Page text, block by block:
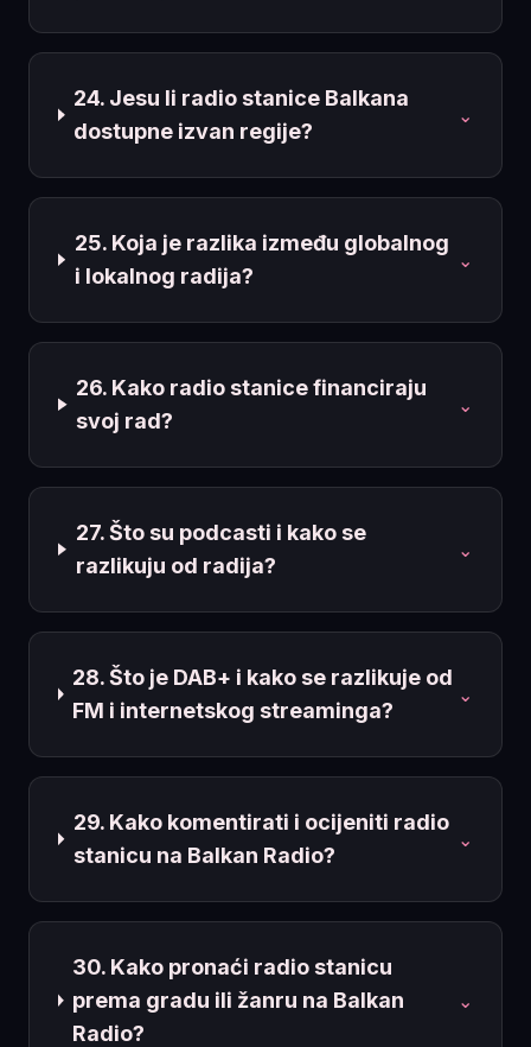
24. Jesu li radio stanice Balkana
dostupne izvan regije?
⌄
25. Koja je razlika između globalnog
i lokalnog radija?
⌄
26. Kako radio stanice financiraju
svoj rad?
⌄
27. Što su podcasti i kako se
razlikuju od radija?
⌄
28. Što je DAB+ i kako se razlikuje od
FM i internetskog streaminga?
⌄
29. Kako komentirati i ocijeniti radio
stanicu na Balkan Radio?
⌄
30. Kako pronaći radio stanicu
prema gradu ili žanru na Balkan
Radio?
⌄